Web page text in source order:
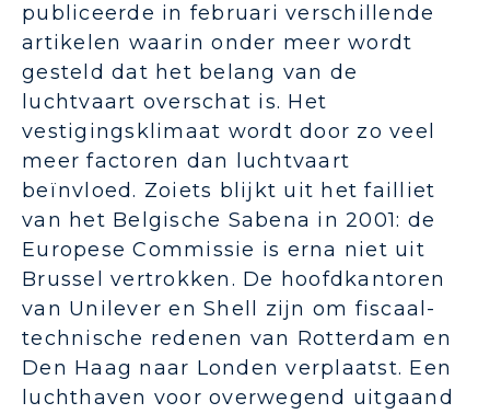
publiceerde in februari verschillende
artikelen waarin onder meer wordt
gesteld dat het belang van de
luchtvaart overschat is. Het
vestigingsklimaat wordt door zo veel
meer factoren dan luchtvaart
beïnvloed. Zoiets blijkt uit het failliet
van het Belgische Sabena in 2001: de
Europese Commissie is erna niet uit
Brussel vertrokken. De hoofdkantoren
van Unilever en Shell zijn om fiscaal-
technische redenen van Rotterdam en
Den Haag naar Londen verplaatst. Een
luchthaven voor overwegend uitgaand